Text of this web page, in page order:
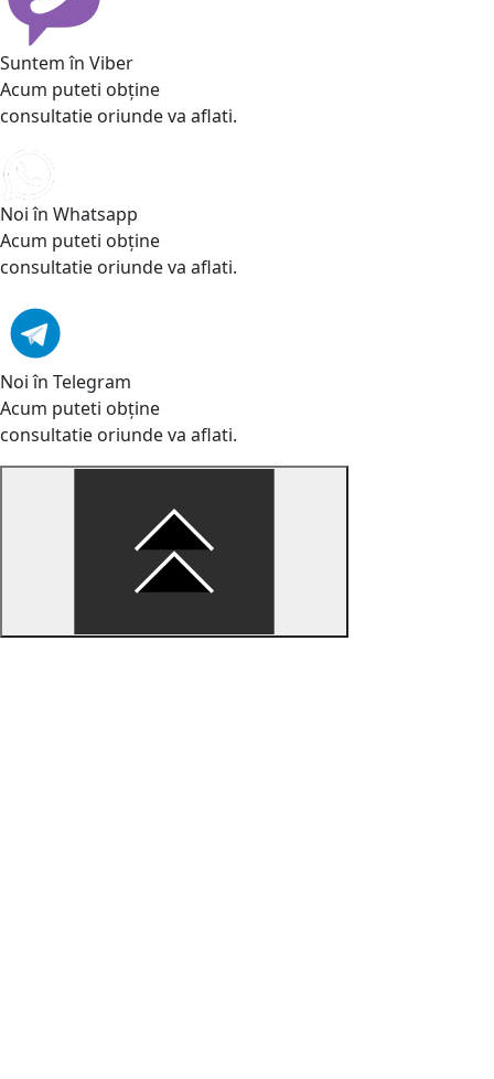
Suntem în Viber
Acum puteti obține
consultatie oriunde va aflati.
Noi în Whatsapp
Acum puteti obține
consultatie oriunde va aflati.
Noi în Telegram
Acum puteti obține
consultatie oriunde va aflati.